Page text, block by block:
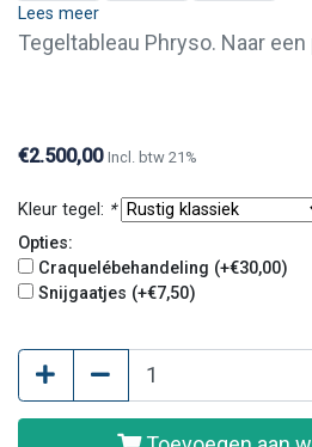
Lees meer
Tegeltableau Phryso. Naar
€2.500,00 Incl. btw 21%
Kleur tegel: *
Opties:
Craquelébehandeling (+€30,00)
Snijgaatjes (+€7,50)